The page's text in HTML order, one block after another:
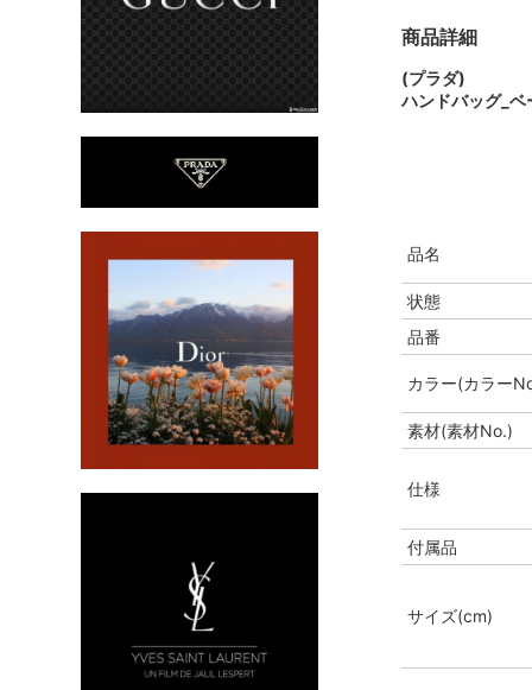
商品詳細
(プラダ)
ハンドバッグ_
品名
状態
品番
カラー(カラー
素材(素材No.)
仕様
付属品
サイズ(cm)